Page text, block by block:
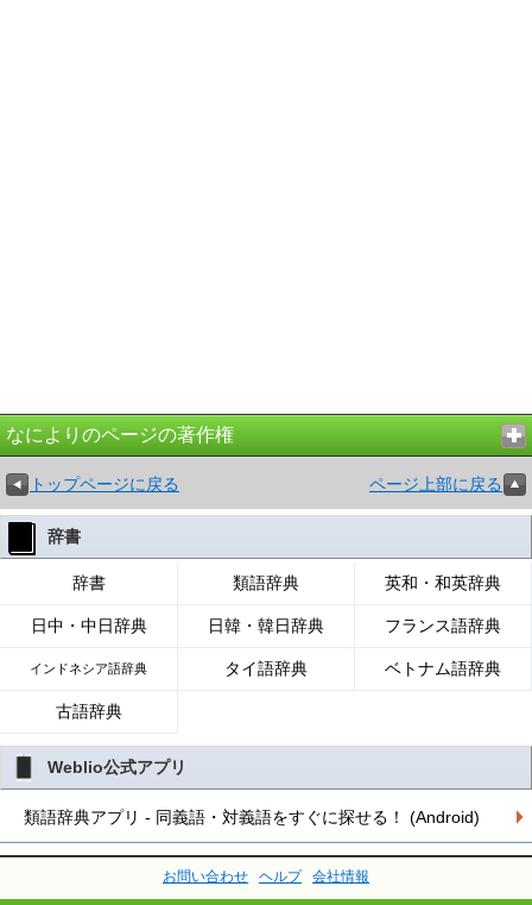
なによりのページの著作権
トップページに戻る ページ上部に戻る
辞書
辞書 類語辞典 英和・和英辞典
日中・中日辞典 日韓・韓日辞典 フランス語辞典
インドネシア語辞典 タイ語辞典 ベトナム語辞典
古語辞典
Weblio公式アプリ
類語辞典アプリ - 同義語・対義語をすぐに探せる！ (Android)
お問い合わせ ヘルプ 会社情報